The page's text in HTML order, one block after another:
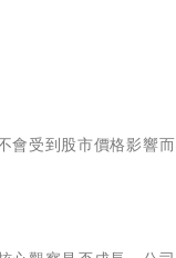
會受到股市價格影響而